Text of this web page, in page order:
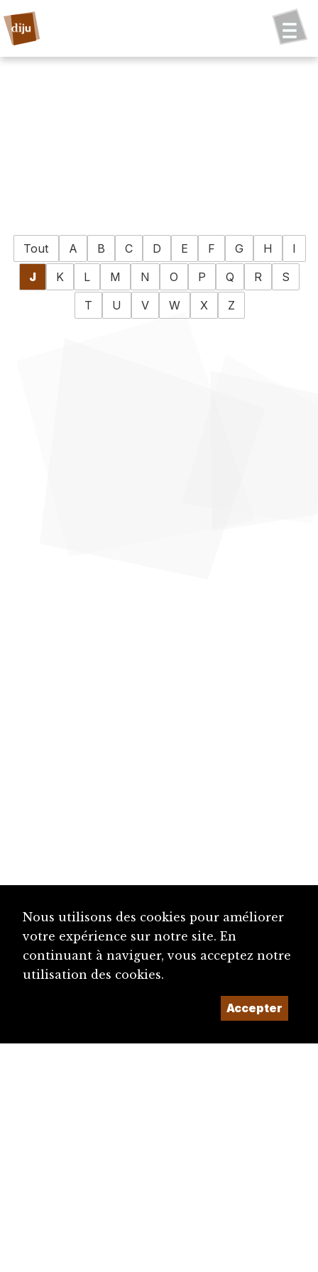
Tout A B C D E F G H
I
J
K L M N O P Q R
S
T
U V W X Z
Nous utilisons des cookies pour améliorer
votre expérience sur notre site. En
continuant à naviguer, vous acceptez notre
utilisation des cookies.
Accepter